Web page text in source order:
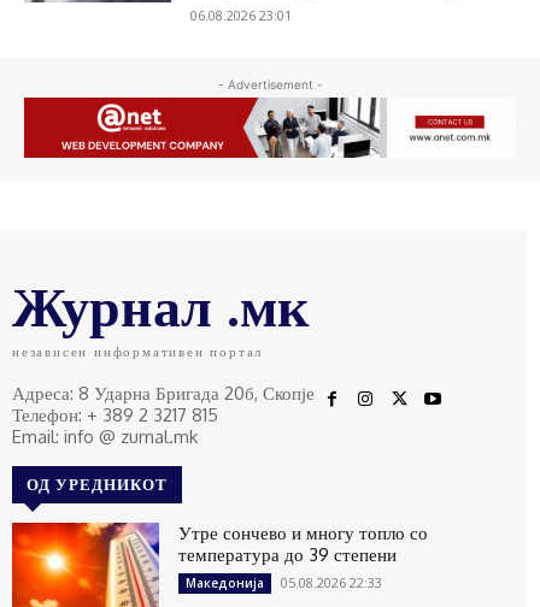
06.08.2026 23:01
- Advertisement -
Журнал .мк
независен информативен портал
Адреса: 8 Ударна Бригада 20б, Скопје
Телефон: + 389 2 3217 815
Email: info @ zurnal.mk
ОД УРЕДНИКОТ
Утре сончево и многу топло со
температура до 39 степени
Македонија 05.08.2026 22:33